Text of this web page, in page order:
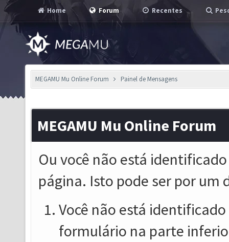
Home Forum Recentes
MEGAMU Mu Online Forum Painel de Mensagens
MEGAMU Mu Online Forum
Ou você não está
página. Isto pode ser por um
Você não está
formulário na parte